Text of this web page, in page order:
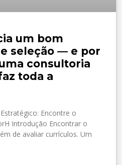
um bom
seleção — e por
consultoria
toda a
Encontre o
Introdução Encontrar o
de avaliar currículos. Um